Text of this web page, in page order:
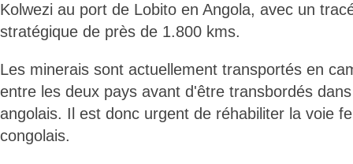
Kolwezi au port de Lobito en Angola, avec un
stratégique de près de 1.800 kms.
Les minerais sont actuellement transportés en
entre les deux pays avant d'être transbordés
angolais. Il est donc urgent de réhabiliter la voie
congolais.